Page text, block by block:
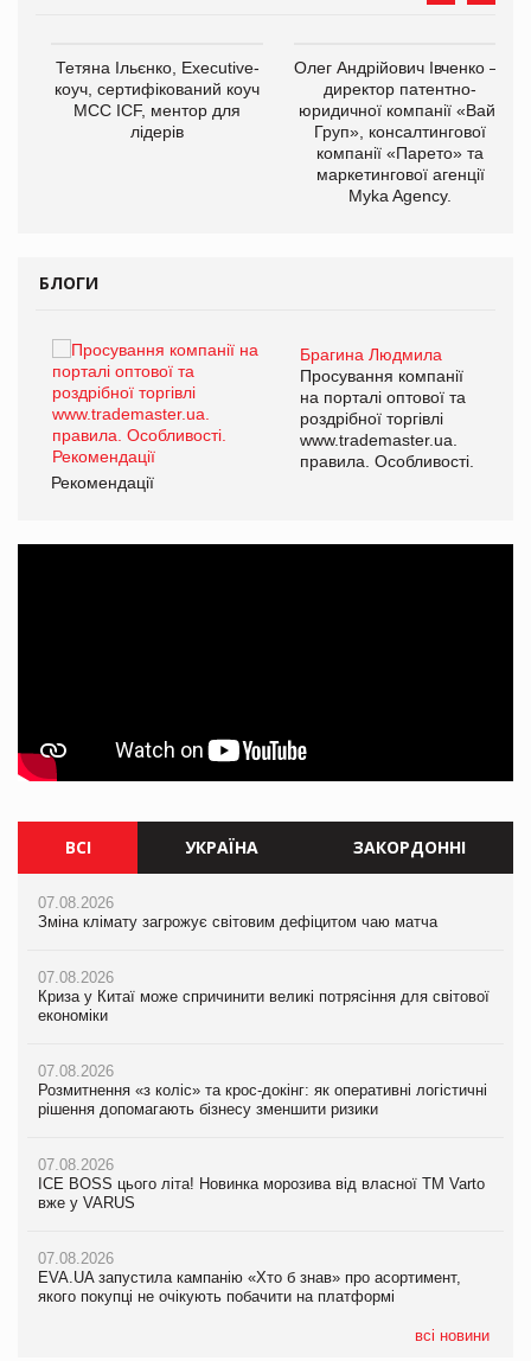
Тетяна Ільєнко, Executive-
коуч, сертифікований коуч
МСС ICF, ментор для
лідерів
Олег Андрійович Івченко —
директор патентно-
юридичної компанії «Вайз
Груп», консалтингової
компанії «Парето» та
маркетингової агенції
Myka Agency.
БЛОГИ
Брагина Людмила
Просування компанії
на порталі оптової та
роздрібної торгівлі
www.trademaster.ua.
правила. Особливості.
Рекомендації
ВСІ УКРАЇНА ЗАКОРДОННІ
07.08.2026
Зміна клімату загрожує світовим дефіцитом чаю матча
07.08.2026
Криза у Китаї може спричинити великі потрясіння для світової
економіки
07.08.2026
Розмитнення «з коліс» та крос-докінг: як оперативні логістичні
рішення допомагають бізнесу зменшити ризики
07.08.2026
ICE BOSS цього літа! Новинка морозива від власної ТМ Varto
вже у VARUS
07.08.2026
EVA.UA запустила кампанію «Хто б знав» про асортимент,
якого покупці не очікують побачити на платформі
всі новини
07.08.2026
Зміна клімату загрожує світовим дефіцитом чаю матча
07.08.2026
Криза у Китаї може спричинити великі потрясіння для світової
економіки
07.08.2026
Розмитнення «з коліс» та крос-докінг: як оперативні логістичні
рішення допомагають бізнесу зменшити ризики
07.08.2026
ICE BOSS цього літа! Новинка морозива від власної ТМ Varto
вже у VARUS
07.08.2026
EVA.UA запустила кампанію «Хто б знав» про асортимент,
якого покупці не очікують побачити на платформі
07.08.2026
Зміна клімату загрожує світовим дефіцитом чаю матча
07.08.2026
Криза у Китаї може спричинити великі потрясіння для світової
економіки
07.08.2026
Kraft Heinz скоротила збиток у першому півріччі
Продажі Hugo Boss впали на 9%